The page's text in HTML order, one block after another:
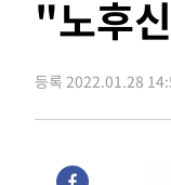
"노후
등록 2022.01.28